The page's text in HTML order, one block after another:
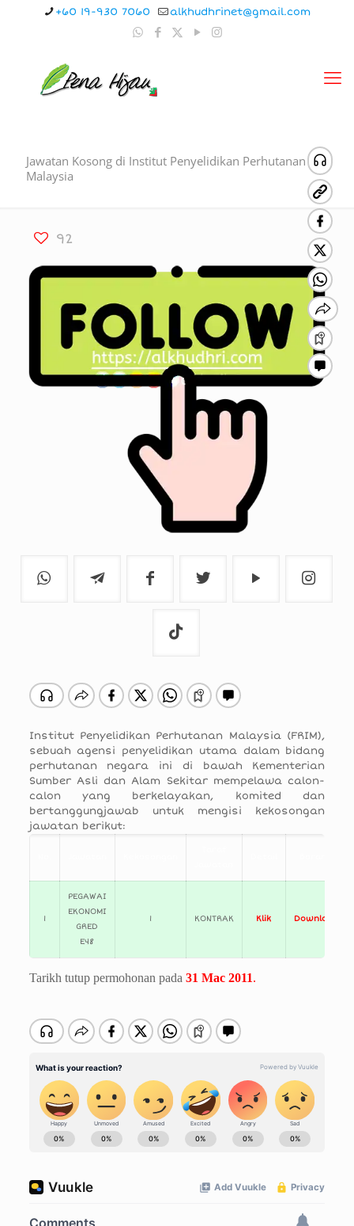
+60 19-930 7060 alkhudhrinet@gmail.com
Jawatan Kosong di Institut Penyelidikan Perhutanan
Malaysia
92
Institut Penyelidikan Perhutanan Malaysia (FRIM),
sebuah agensi penyelidikan utama dalam bidang
perhutanan negara ini di bawah Kementerian
Sumber Asli dan Alam Sekitar mempelawa calon-
calon yang berkelayakan, komited dan
bertanggungjawab untuk mengisi kekosongan
jawatan berikut:
1
PEGAWAI
EKONOMI
GRED
E48
1 KONTRAK Klik Download
Tarikh tutup permohonan pada 31 Mac 2011.